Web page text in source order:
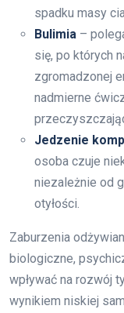
spadku masy
Bulimia –
się, po których
zgromadzonej
nadmierne
Jedzenie
osoba czuje
niezależnie od
otyłości.
Zaburzenia
biologiczne,
wpływać na rozwój
wynikiem niskiej